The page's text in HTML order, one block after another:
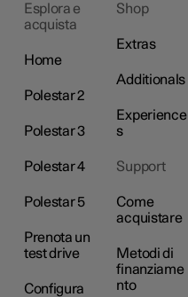
Esplora e
acquista
Home
Polestar 2
Polestar 3
Polestar 4
Polestar 5
Prenota un
test drive
Configura
Shop
Extras
Additionals
Experience
s
Support
Come
acquistare
Metodi di
finanziame
nto